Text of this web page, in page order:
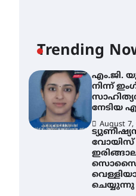
Trending
എം.ജി.
നിന്ന്
നേടിയ
August 7,
ട്യുണീഷ്യൻ
വോയിസ്
ചെയ്യുന്നു